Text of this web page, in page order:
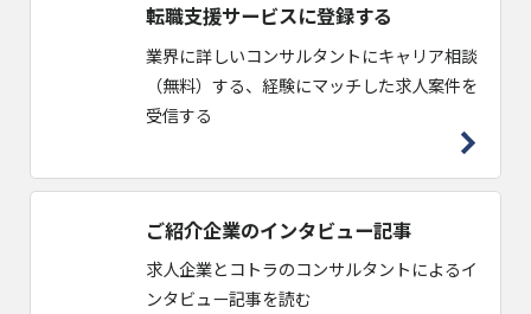
転職支援サービスに登録する
業界に詳しいコンサルタントにキャリア相談
（無料）する、経験にマッチした求人案件を
受信する
ご紹介企業のインタビュー記事
求人企業とコトラのコンサルタントによるイ
ンタビュー記事を読む